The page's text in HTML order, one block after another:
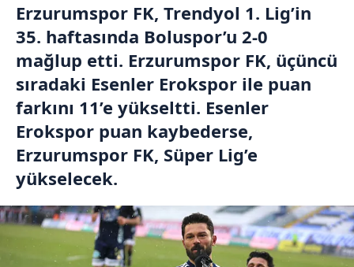
Erzurumspor FK, Trendyol 1. Lig’in
35. haftasında Boluspor’u 2-0
mağlup etti. Erzurumspor FK, üçüncü
sıradaki Esenler Erokspor ile puan
farkını 11’e yükseltti. Esenler
Erokspor puan kaybederse,
Erzurumspor FK, Süper Lig’e
yükselecek.